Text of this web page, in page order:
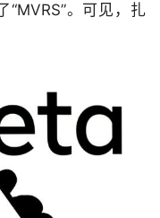
“MVRS”。可见，扎